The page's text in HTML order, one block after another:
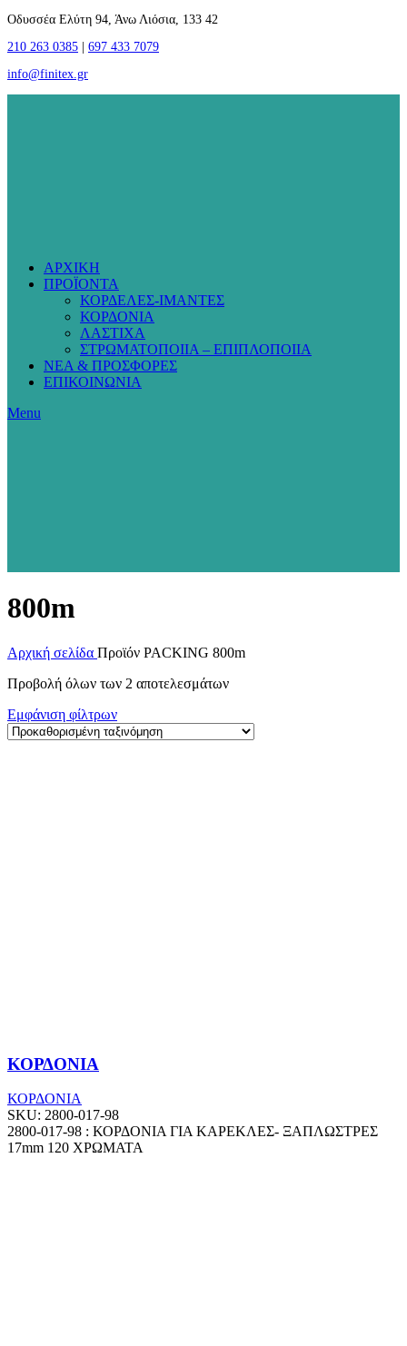
Οδυσσέα Ελύτη 94, Άνω Λιόσια, 133 42
210 263 0385
697 433 7079
info@finitex.gr
ΑΡΧΙΚΗ
ΠΡΟΪΟΝΤΑ
ΚΟΡΔΕΛΕΣ-ΙΜΑΝΤΕΣ
ΚΟΡΔΟΝΙΑ
ΛΑΣΤΙΧΑ
ΣΤΡΩΜΑΤΟΠΟΙΙΑ – ΕΠΙΠΛΟΠΟΙΙΑ
ΝΕΑ & ΠΡΟΣΦΟΡΕΣ
ΕΠΙΚΟΙΝΩΝΙΑ
Menu
800m
Αρχική σελίδα Προϊόν PACKING 800m
Προβολή όλων των 2 αποτελεσμάτων
Εμφάνιση φίλτρων
ΚΟΡΔΟΝΙΑ
ΚΟΡΔΟΝΙΑ
SKU: 2800-017-98
2800-017-98 : ΚΟΡΔΟΝΙΑ ΓΙΑ ΚΑΡΕΚΛΕΣ- ΞΑΠΛΩΣΤΡΕΣ
17mm 120 ΧΡΩΜΑΤΑ